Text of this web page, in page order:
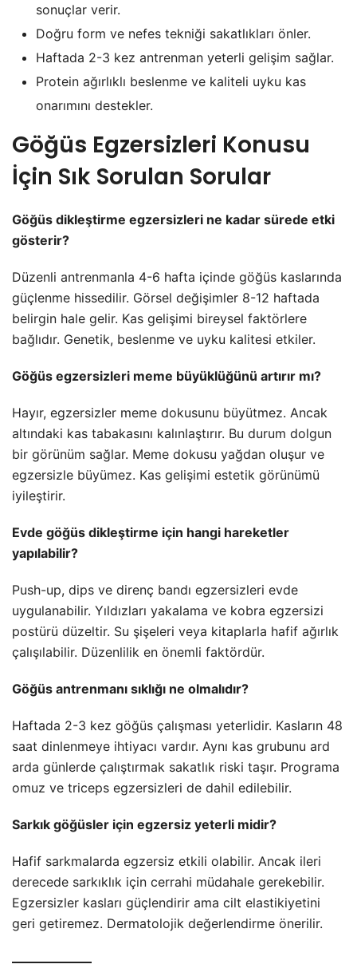
sonuçlar verir.
Doğru form ve nefes tekniği sakatlıkları önler.
Haftada 2-3 kez antrenman yeterli gelişim sağlar.
Protein ağırlıklı beslenme ve kaliteli uyku kas
onarımını destekler.
Göğüs Egzersizleri Konusu
İçin Sık Sorulan Sorular
Göğüs dikleştirme egzersizleri ne kadar sürede etki
gösterir?
Düzenli antrenmanla 4-6 hafta içinde göğüs kaslarında
güçlenme hissedilir. Görsel değişimler 8-12 haftada
belirgin hale gelir. Kas gelişimi bireysel faktörlere
bağlıdır. Genetik, beslenme ve uyku kalitesi etkiler.
Göğüs egzersizleri meme büyüklüğünü artırır mı?
Hayır, egzersizler meme dokusunu büyütmez. Ancak
altındaki kas tabakasını kalınlaştırır. Bu durum dolgun
bir görünüm sağlar. Meme dokusu yağdan oluşur ve
egzersizle büyümez. Kas gelişimi estetik görünümü
iyileştirir.
Evde göğüs dikleştirme için hangi hareketler
yapılabilir?
Push-up, dips ve direnç bandı egzersizleri evde
uygulanabilir. Yıldızları yakalama ve kobra egzersizi
postürü düzeltir. Su şişeleri veya kitaplarla hafif ağırlık
çalışılabilir. Düzenlilik en önemli faktördür.
Göğüs antrenmanı sıklığı ne olmalıdır?
Haftada 2-3 kez göğüs çalışması yeterlidir. Kasların 48
saat dinlenmeye ihtiyacı vardır. Aynı kas grubunu ard
arda günlerde çalıştırmak sakatlık riski taşır. Programa
omuz ve triceps egzersizleri de dahil edilebilir.
Sarkık göğüsler için egzersiz yeterli midir?
Hafif sarkmalarda egzersiz etkili olabilir. Ancak ileri
derecede sarkıklık için cerrahi müdahale gerekebilir.
Egzersizler kasları güçlendirir ama cilt elastikiyetini
geri getiremez. Dermatolojik değerlendirme önerilir.